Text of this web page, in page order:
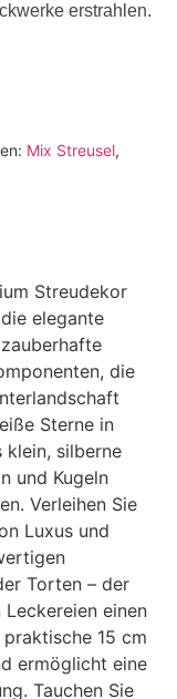
erstrahlen.
Mix Streusel,
Streudekor
elegante
die
Sterne in
klein, silberne
und Kugeln
Verleihen Sie
Luxus und
Torten – der
einen
15 cm
ermöglicht eine
Tauchen Sie